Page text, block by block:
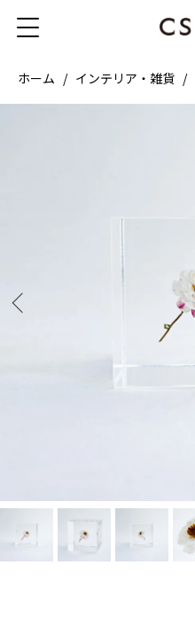
ホーム インテリア・雑貨